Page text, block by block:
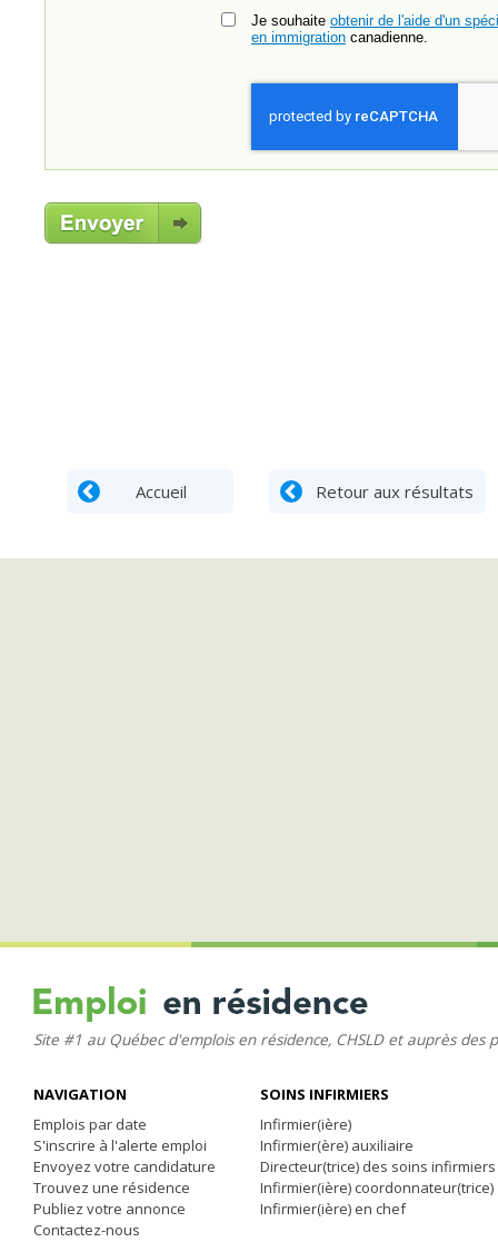
Je souhaite obtenir de l'aide d'un
en immigration canadienne.
Accueil Retour aux résultats
Site #1 au Québec d'emplois en résidence, CHSLD et auprès des
NAVIGATION
Emplois par date
S'inscrire à l'alerte emploi
Envoyez votre candidature
Trouvez une résidence
Publiez votre annonce
Contactez-nous
SOINS INFIRMIERS
Infirmier(ière)
Infirmier(ère) auxiliaire
Directeur(trice) des soins infirmiers
Infirmier(ière) coordonnateur(trice)
Infirmier(ière) en chef